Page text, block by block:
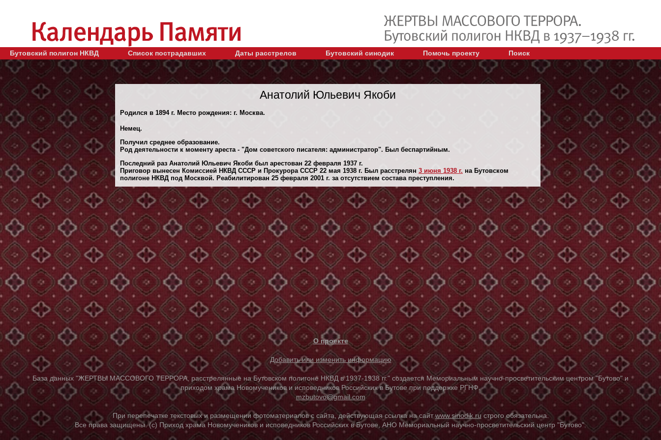
Бутовский полигон НКВД Список пострадавших Даты расстрелов Бутовский синодик Помочь проекту Поиск
Анатолий Юльевич Якоби
Родился в 1894 г. Место рождения: г. Москва.
Немец.
Получил среднее образование.
Род деятельности к моменту ареста - "Дом советского писателя: администратор". Был беспартийным.
Последний раз Анатолий Юльевич Якоби был арестован 22 февраля 1937 г.
Приговор вынесен Комиссией НКВД СССР и Прокурора СССР 22 мая 1938 г. Был расстрелян 3 июня 1938 г. на Бутовском
полигоне НКВД под Москвой. Реабилитирован 25 февраля 2001 г. за отсутствием состава преступления.
О проекте
Добавить или изменить информацию
База данных "ЖЕРТВЫ МАССОВОГО ТЕРРОРА, расстрелянные на Бутовском полигоне НКВД в 1937-1938 гг." создается Мемориальным научно-просветительским центром "Бутово" и
приходом храма Новомучеников и исповедников Российских в Бутове при поддержке РГНФ.
mzbutovo@gmail.com
При перепечатке текстовых и размещении фотоматериалов с сайта, действующая ссылка на сайтwww.sinodik.ru строго обязательна.
Все права защищены. (с) Приход храма Новомучеников и исповедников Российских в Бутове, АНО Мемориальный научно-просветительский центр "Бутово".